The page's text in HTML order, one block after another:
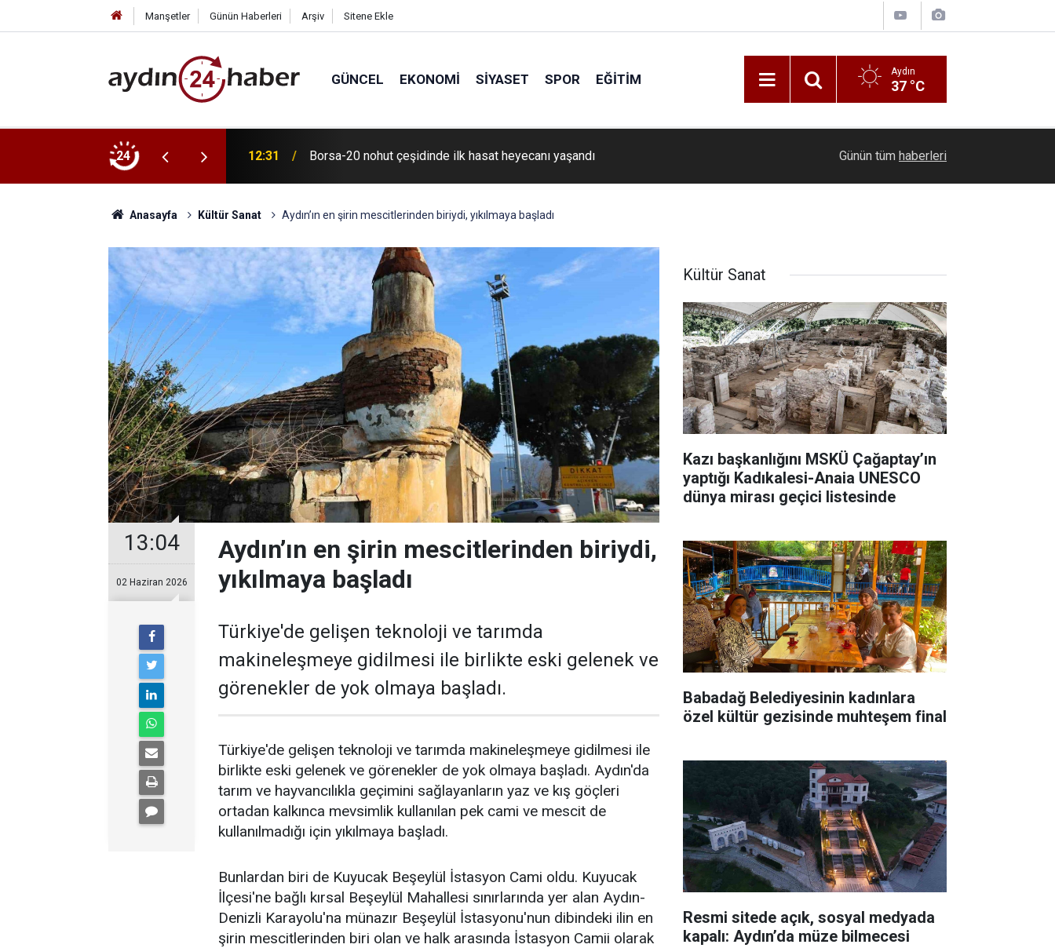
Manşetler Günün Haberleri Arşiv Sitene Ekle
GÜNCEL EKONOMI SIYASET SPOR EĞITIM Aydın
37 °C
24
ve yatırımlar açıldı 12:31 Borsa-20 nohut çeşidinde ilk hasat heyecanı yaşandı Kuşadası Belediyesi’nden adli süreç açıklaması
Günün tüm haberleri
Anasayfa Kültür Sanat Aydın’ın en şirin mescitlerinden biriydi, yıkılmaya başladı
13:04
02 Haziran 2026
Aydın’ın en şirin mescitlerinden biriydi,
yıkılmaya başladı
Türkiye'de gelişen teknoloji ve tarımda
makineleşmeye gidilmesi ile birlikte eski gelenek ve
görenekler de yok olmaya başladı.
Türkiye'de gelişen teknoloji ve tarımda makineleşmeye gidilmesi ile
birlikte eski gelenek ve görenekler de yok olmaya başladı. Aydın'da
tarım ve hayvancılıkla geçimini sağlayanların yaz ve kış göçleri
ortadan kalkınca mevsimlik kullanılan pek cami ve mescit de
kullanılmadığı için yıkılmaya başladı.
Bunlardan biri de Kuyucak Beşeylül İstasyon Cami oldu. Kuyucak
İlçesi'ne bağlı kırsal Beşeylül Mahallesi sınırlarında yer alan Aydın-
Denizli Karayolu'na münazır Beşeylül İstasyonu'nun dibindeki ilin en
şirin mescitlerinden biri olan ve halk arasında İstasyon Camii olarak
Kültür Sanat
Kazı başkanlığını MSKÜ Çağaptay’ın
yaptığı Kadıkalesi-Anaia UNESCO
dünya mirası geçici listesinde
Babadağ Belediyesinin kadınlara
özel kültür gezisinde muhteşem final
Resmi sitede açık, sosyal medyada
kapalı: Aydın’da müze bilmecesi